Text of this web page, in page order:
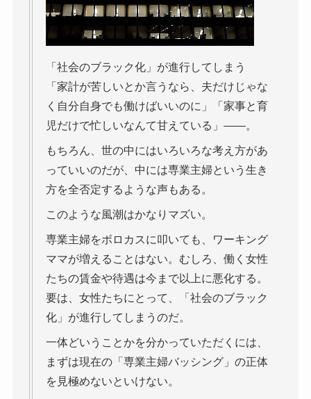
「社会のブラック化」が進行してしまう
「家計が苦しいとか言うなら、夫だけじゃな
く自分自身でも働けばいいのに」「家事と育
児だけで忙しいなんて甘えている」――。
もちろん、世の中にはいろいろな考え方があ
っていいのだが、中には専業主婦という生き
方を全否定するような声もある。
このような風潮はかなりマズい。
専業主婦をボロカスに叩いても、ワーキング
ママが増えることはない。むしろ、働く女性
たちの賃金や待遇は今まで以上に悪化する。
要は、女性たちにとって、「社会のブラック
化」が進行してしまうのだ。
一体どいうことかを分かっていただくには、
まずは現在の「専業主婦バッシング」の正体
を見極めないといけない。